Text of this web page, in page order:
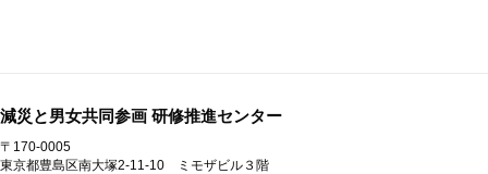
減災と男女共同参画 研修推進センター
〒170-0005
東京都豊島区南大塚2-11-10 ミモザビル３階